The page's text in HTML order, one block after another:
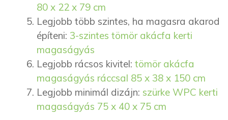
80 x 22 x 79 cm
Legjobb több szintes, ha magasra akarod
építeni: 3-szintes tömör akácfa kerti
magaságyás
Legjobb rácsos kivitel: tömör akácfa
magaságyás ráccsal 85 x 38 x 150 cm
Legjobb minimál dizájn: szürke WPC kerti
magaságyás 75 x 40 x 75 cm